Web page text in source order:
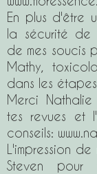
En plus d'être
la sécurité de
de mes soucis
Mathy,
dans les
Merci
tes revues et
conseils:
L'impression
Steven